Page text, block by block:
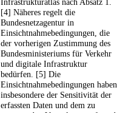
Infrastrukturatlas nach Absatz 1.
[4] Näheres regelt die
Bundesnetzagentur in
Einsichtnahmebedingungen, die
der vorherigen Zustimmung des
Bundesministeriums für Verkehr
und digitale Infrastruktur
bedürfen. [5] Die
Einsichtnahmebedingungen haben
insbesondere der Sensitivität der
erfassten Daten und dem zu